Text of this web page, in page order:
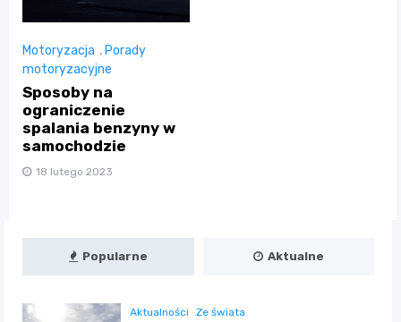
Motoryzacja , Porady
motoryzacyjne
Sposoby na
ograniczenie
spalania benzyny w
samochodzie
18 lutego 2023
Popularne Aktualne
Aktualności Ze świata